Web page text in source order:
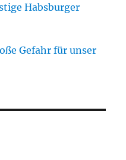
Habsburger
Gefahr für unser